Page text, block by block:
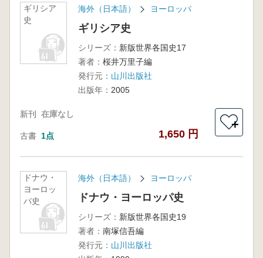
ギリシア
史
海外（日本語） ヨーロッパ
ギリシア史
シリーズ： 新版世界各国史17
著者： 桜井万里子編
発行元： 山川出版社
出版年： 2005
新刊 在庫なし
古書 1点 1,650 円
＋
ドナウ・
ヨーロッ
パ史
海外（日本語） ヨーロッパ
ドナウ・ヨーロッパ史
シリーズ： 新版世界各国史19
著者： 南塚信吾編
発行元： 山川出版社